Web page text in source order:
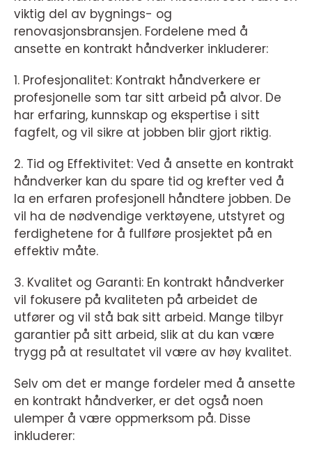
viktig del av bygnings- og
renovasjonsbransjen. Fordelene med å
ansette en kontrakt håndverker inkluderer:
1. Profesjonalitet: Kontrakt håndverkere er
profesjonelle som tar sitt arbeid på alvor. De
har erfaring, kunnskap og ekspertise i sitt
fagfelt, og vil sikre at jobben blir gjort riktig.
2. Tid og Effektivitet: Ved å ansette en kontrakt
håndverker kan du spare tid og krefter ved å
la en erfaren profesjonell håndtere jobben. De
vil ha de nødvendige verktøyene, utstyret og
ferdighetene for å fullføre prosjektet på en
effektiv måte.
3. Kvalitet og Garanti: En kontrakt håndverker
vil fokusere på kvaliteten på arbeidet de
utfører og vil stå bak sitt arbeid. Mange tilbyr
garantier på sitt arbeid, slik at du kan være
trygg på at resultatet vil være av høy kvalitet.
Selv om det er mange fordeler med å ansette
en kontrakt håndverker, er det også noen
ulemper å være oppmerksom på. Disse
inkluderer: